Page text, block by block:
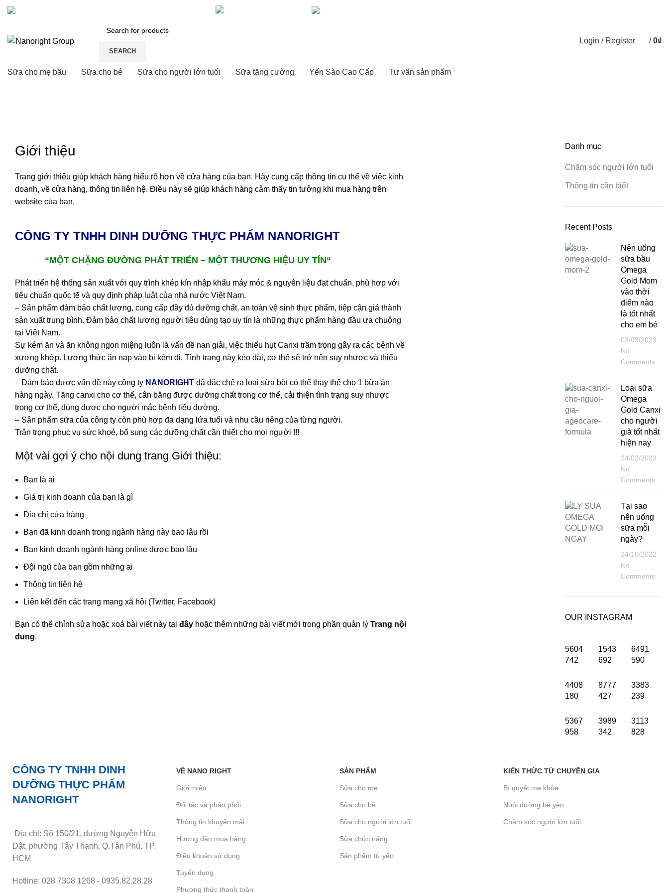
SEARCH
Login / Register / 0₫
Sữa cho mẹ bầu Sữa cho bé Sữa cho người lớn tuổi Sữa tăng cường Yến Sào Cao Cấp Tư vấn sản phẩm
Giới thiệu
Trang giới thiệu giúp khách hàng hiểu rõ hơn về cửa hàng của bạn. Hãy cung cấp thông tin cụ thể về việc kinh
doanh, về cửa hàng, thông tin liên hệ. Điều này sẽ giúp khách hàng cảm thấy tin tưởng khi mua hàng trên
website của bạn.
CÔNG TY TNHH DINH DƯỠNG THỰC PHẨM NANORIGHT
“MỘT CHẶNG ĐƯỜNG PHÁT TRIỂN – MỘT THƯƠNG HIỆU UY TÍN“
Phát triển hệ thống sản xuất với quy trình khép kín nhập khẩu máy móc & nguyên liệu đạt chuẩn, phù hợp với
tiêu chuẩn quốc tế và quy định pháp luật của nhà nước Việt Nam.
– Sản phẩm đảm bảo chất lượng, cung cấp đầy đủ dưỡng chất, an toàn vệ sinh thực phẩm, tiệp cận giá thành
sản xuất trung bình. Đảm bảo chất lượng người tiêu dùng tạo uy tín là những thực phẩm hàng đầu ưa chuộng
tại Việt Nam.
Sự kém ăn và ăn không ngon miệng luôn là vấn đề nan giải, việc thiếu hụt Canxi trầm trọng gây ra các bệnh về
xương khớp. Lượng thức ăn nạp vào bị kém đi. Tình trạng này kéo dài, cơ thể sẽ trở nên suy nhược và thiểu
dưỡng chất.
– Đảm bảo được vấn đề này công ty NANORIGHT đã đặc chế ra loại sữa bột có thể thay thế cho 1 bữa ăn
hàng ngày. Tăng canxi cho cơ thể, cân bằng được dưỡng chất trong cơ thể, cải thiện tình trạng suy nhược
trong cơ thể, dùng được cho người mắc bệnh tiểu đường.
– Sản phẩm sữa của công ty còn phù hợp đa dạng lứa tuổi và nhu cầu riêng của từng người.
Trân trọng phục vụ sức khoẻ, bổ sung các dưỡng chất cần thiết cho mọi người !!!
Một vài gợi ý cho nội dung trang Giới thiệu:
Bạn là ai
Giá trị kinh doanh của bạn là gì
Địa chỉ cửa hàng
Bạn đã kinh doanh trong ngành hàng này bao lâu rồi
Bạn kinh doanh ngành hàng online được bao lâu
Đội ngũ của bạn gồm những ai
Thông tin liên hệ
Liên kết đến các trang mạng xã hội (Twitter, Facebook)
Bạn có thể chỉnh sửa hoặc xoá bài viết này tại đây hoặc thêm những bài viết mới trong phần quản lý Trang nội
dung.
Danh mục
Chăm sóc người lớn tuổi
Thông tin cần biết
Recent Posts
Nên uống
sữa bầu
Omega
Gold Mom
vào thời
điểm nào
là tốt nhất
cho em bé
03/03/2023
No
Comments
Loại sữa
Omega
Gold Canxi
cho người
già tốt nhất
hiện nay
24/02/2023
No
Comments
Tại sao
nên uống
sữa mỗi
ngày?
24/10/2022
No
Comments
OUR INSTAGRAM
5604
742
1543
692
6491
590
4408
180
8777
427
3383
239
5367
958
3989
342
3113
828
CÔNG TY TNHH DINH
DƯỠNG THỰC PHẨM
NANORIGHT
Địa chỉ: Số 150/21, đường Nguyễn Hữu
Dật, phường Tây Thạnh, Q.Tân Phú, TP.
HCM
Hotline: 028 7308 1268 - 0935.82.28.28
VỀ NANO RIGHT
Giới thiệu
Đối tác và phân phối
Thông tin khuyến mãi
Hướng dãn mua hàng
Điều khoản sử dụng
Tuyển dụng
Phương thức thanh toán
SẢN PHẨM
Sữa cho mẹ
Sữa cho bé
Sữa cho người lớn tuổi
Sữa chức năng
Sản phẩm từ yến
KIẾN THỨC TỪ CHUYÊN GIA
Bí quyết mẹ khỏe
Nuôi dưỡng bé yên
Chăm sóc người lớn tuổi